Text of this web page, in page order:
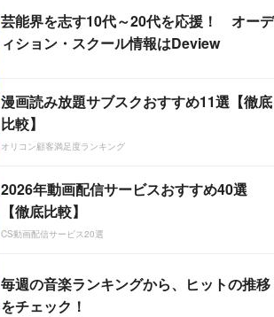
芸能界を志す10代～20代を応援！ オーデ
ィション・スクール情報はDeview
漫画読み放題サブスクおすすめ11選【徹底
比較】
オリコン顧客満足度ランキング
2026年動画配信サービスおすすめ40選
【徹底比較】
CS動画配信サービス20選
毎週の音楽ランキングから、ヒットの推移
をチェック！